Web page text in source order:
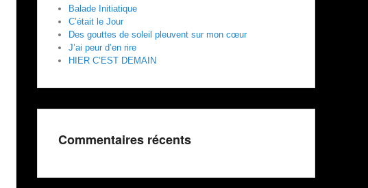
Balade Initiatique
C’était le Jour
Des gouttes de soleil pleuvent sur mon cœur
J’ai peur d’en rire
HIER C’EST DEMAIN
Commentaires récents